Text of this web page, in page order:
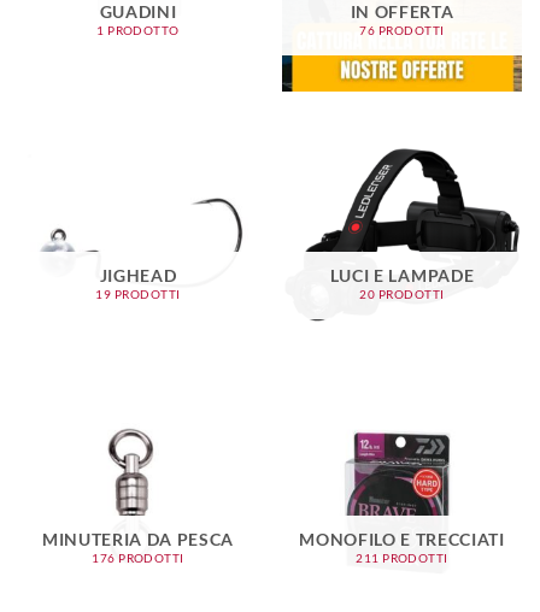
GUADINI
1 PRODOTTO
IN OFFERTA
76 PRODOTTI
JIGHEAD
19 PRODOTTI
LUCI E LAMPADE
20 PRODOTTI
MINUTERIA DA PESCA
176 PRODOTTI
MONOFILO E TRECCIATI
211 PRODOTTI